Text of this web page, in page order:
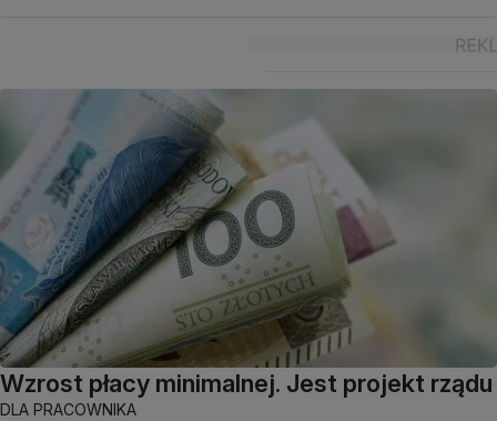
Wzrost płacy minimalnej. Jest projekt rządu
DLA PRACOWNIKA